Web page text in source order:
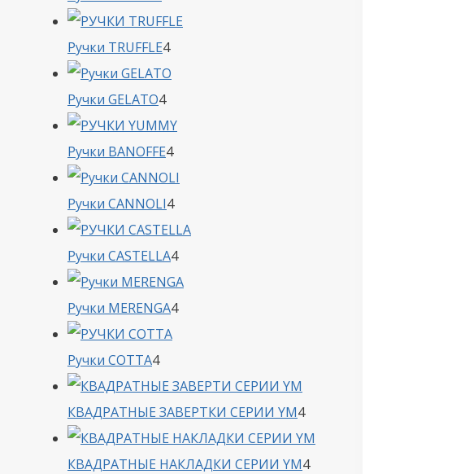
товара
Ручки TRUFFLE44
товара
Ручки GELATO44
товара
Ручки BANOFFE44
товара
Ручки CANNOLI44
товара
Ручки CASTELLA44
товара
Ручки MERENGA44
Ручки COTTA44
товара
КВАДРАТНЫЕ ЗАВЕРТКИ СЕРИИ YM44
товара
КВАДРАТНЫЕ НАКЛАДКИ СЕРИИ YM44